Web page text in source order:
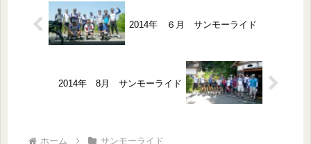
2014年 ６月 サンモーライド
2014年 8月 サンモーライド
ホーム サンモーライド